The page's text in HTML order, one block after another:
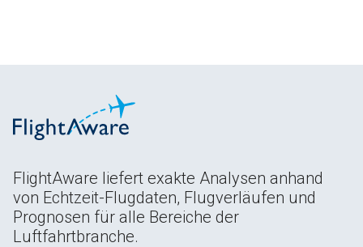
FlightAware liefert exakte Analysen anhand
von Echtzeit-Flugdaten, Flugverläufen und
Prognosen für alle Bereiche der
Luftfahrtbranche.